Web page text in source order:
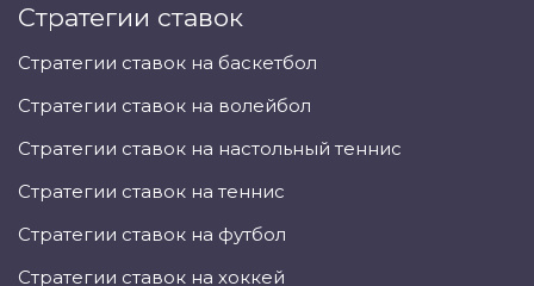
Стратегии ставок
Стратегии ставок на баскетбол
Стратегии ставок на волейбол
Стратегии ставок на настольный теннис
Стратегии ставок на теннис
Стратегии ставок на футбол
Стратегии ставок на хоккей